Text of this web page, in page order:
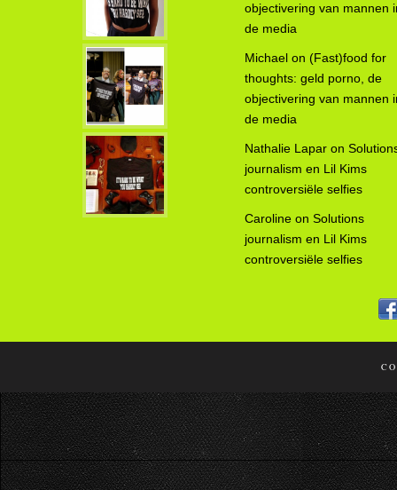
objectivering van mannen
de media
Michael on (Fast)food for
thoughts: geld porno, de
objectivering van mannen
de media
Nathalie Lapar on
journalism en Lil Kims
controversiële selfies
Caroline on Solutions
journalism en Lil Kims
controversiële selfies